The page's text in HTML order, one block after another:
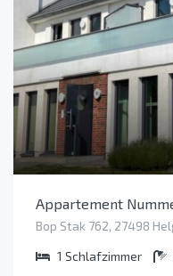
Appartement
Bop Stak 762, 27498
1 Schlafzimmer